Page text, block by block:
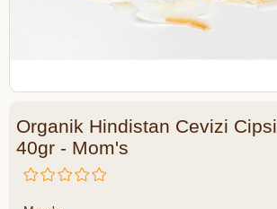
Organik Hindistan Cevizi Cipsi
40gr - Mom's